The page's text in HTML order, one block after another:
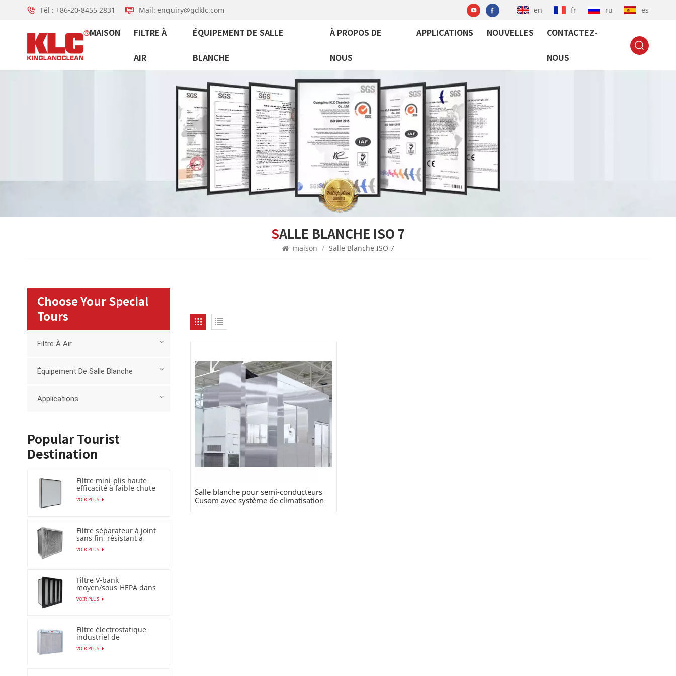
Tél : +86-20-8455 2831 Mail: enquiry@gdklc.com en fr ru es
MAISON FILTRE À
AIR
ÉQUIPEMENT DE SALLE
BLANCHE
À PROPOS DE
NOUS
APPLICATIONS NOUVELLES CONTACTEZ-
NOUS
SALLE BLANCHE ISO 7
maison / Salle Blanche ISO 7
Salle blanche pour semi-conducteurs
Cusom avec système de climatisation
Choose Your Special
Tours
Filtre À Air
Équipement De Salle Blanche
Applications
Popular Tourist
Destination
Filtre mini-plis haute
efficacité à faible chute
de pression (HEPA
/ULPA)
VOIR PLUS
Filtre séparateur à joint
sans fin, résistant à
l'humidité à 100 %
VOIR PLUS
Filtre V-bank
moyen/sous-HEPA dans
un cadre en plastique
VOIR PLUS
Filtre électrostatique
industriel de
précipitateur pour le
filtre à air Esp
VOIR PLUS